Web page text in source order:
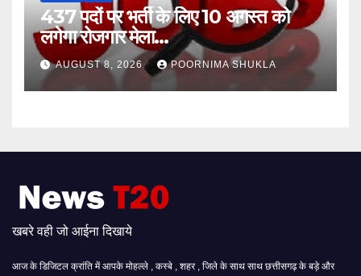
437 पदों पर भर्ती के लिए 10 अगस्त को
लगेगा रोजगार मेला…
AUGUST 8, 2026 POORNIMA SHUKLA
खबरे वही जो आईना दिखाये
आज के डिजिटल क्रांति में आपके मोहल्ले , कस्बे , शहर , जिले के साथ साथ छत्तीसगढ़ के बड़े और